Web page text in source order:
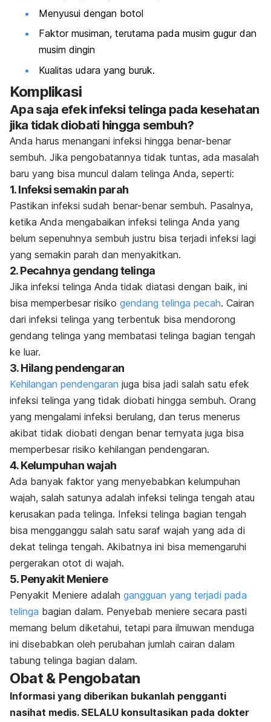
Menyusui dengan botol
Faktor musiman, terutama pada musim gugur dan
musim dingin
Kualitas udara yang buruk.
Komplikasi
Apa saja efek infeksi telinga pada kesehatan
jika tidak diobati hingga sembuh?
Anda harus menangani infeksi hingga benar-benar
sembuh. Jika pengobatannya tidak tuntas, ada masalah
baru yang bisa muncul dalam telinga Anda, seperti:
1. Infeksi semakin parah
Pastikan infeksi sudah benar-benar sembuh. Pasalnya,
ketika Anda mengabaikan infeksi telinga Anda yang
belum sepenuhnya sembuh justru bisa terjadi infeksi lagi
yang semakin parah dan menyakitkan.
2. Pecahnya gendang telinga
Jika infeksi telinga Anda tidak diatasi dengan baik, ini
bisa memperbesar risiko gendang telinga pecah. Cairan
dari infeksi telinga yang terbentuk bisa mendorong
gendang telinga yang membatasi telinga bagian tengah
ke luar.
3. Hilang pendengaran
Kehilangan pendengaran juga bisa jadi salah satu efek
infeksi telinga yang tidak diobati hingga sembuh. Orang
yang mengalami infeksi berulang, dan terus menerus
akibat tidak diobati dengan benar ternyata juga bisa
memperbesar risiko kehilangan pendengaran.
4. Kelumpuhan wajah
Ada banyak faktor yang menyebabkan kelumpuhan
wajah, salah satunya adalah infeksi telinga tengah atau
kerusakan pada telinga. Infeksi telinga bagian tengah
bisa mengganggu salah satu saraf wajah yang ada di
dekat telinga tengah. Akibatnya ini bisa memengaruhi
pergerakan otot di wajah.
5. Penyakit Meniere
Penyakit Meniere adalah gangguan yang terjadi pada
telinga bagian dalam. Penyebab meniere secara pasti
memang belum diketahui, tetapi para ilmuwan menduga
ini disebabkan oleh perubahan jumlah cairan dalam
tabung telinga bagian dalam.
Obat & Pengobatan
Informasi yang diberikan bukanlah pengganti
nasihat medis. SELALU konsultasikan pada dokter